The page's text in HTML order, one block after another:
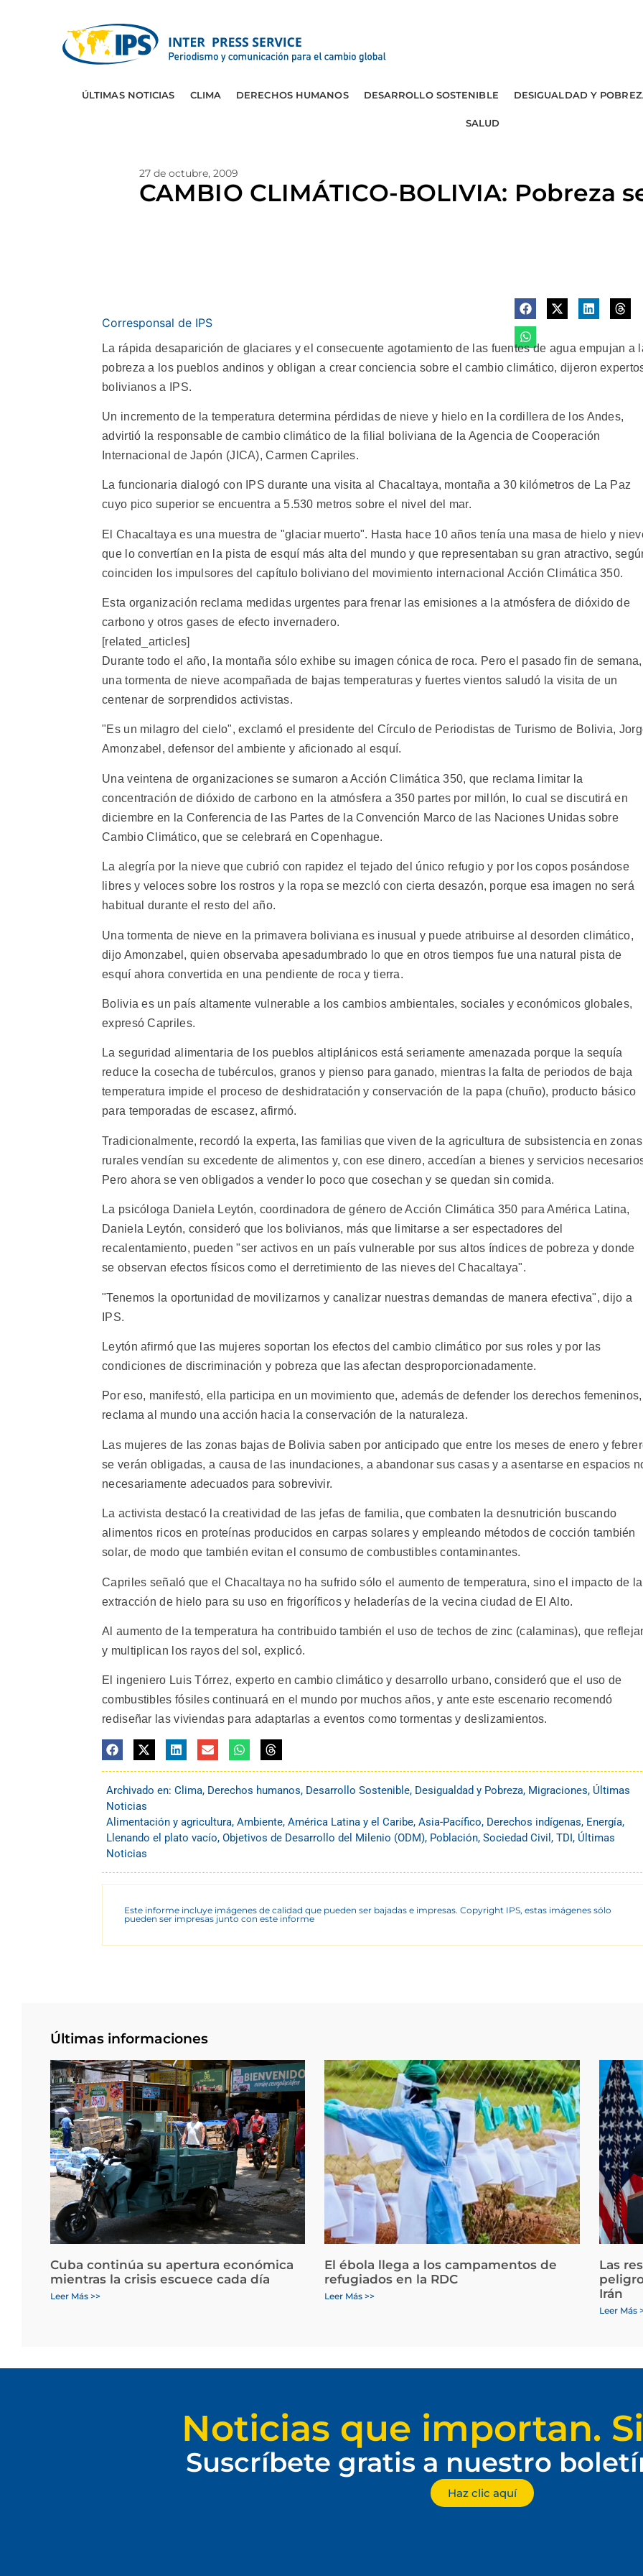
ÚLTIMAS NOTICIAS CLIMA DERECHOS HUMANOS DESARROLLO SOSTENIBLE DESIGUALDAD Y
SALUD
27 de octubre, 2009
CAMBIO CLIMÁTICO-BOLIVIA: Pobreza
Corresponsal de IPS
La rápida desaparición de glaciares y el consecuente agotamiento de las fuentes de agua empujan a
pobreza a los pueblos andinos y obligan a crear conciencia sobre el cambio climático, dijeron
bolivianos a IPS.
Un incremento de la temperatura determina pérdidas de nieve y hielo en la cordillera de los Andes,
advirtió la responsable de cambio climático de la filial boliviana de la Agencia de Cooperación
Internacional de Japón (JICA), Carmen Capriles.
La funcionaria dialogó con IPS durante una visita al Chacaltaya, montaña a 30 kilómetros de La Paz
cuyo pico superior se encuentra a 5.530 metros sobre el nivel del mar.
El Chacaltaya es una muestra de "glaciar muerto". Hasta hace 10 años tenía una masa de hielo y
que lo convertían en la pista de esquí más alta del mundo y que representaban su gran atractivo,
coinciden los impulsores del capítulo boliviano del movimiento internacional Acción Climática 350.
Esta organización reclama medidas urgentes para frenar las emisiones a la atmósfera de dióxido de
carbono y otros gases de efecto invernadero.
[related_articles]
Durante todo el año, la montaña sólo exhibe su imagen cónica de roca. Pero el pasado fin de semana,
una tormenta de nieve acompañada de bajas temperaturas y fuertes vientos saludó la visita de un
centenar de sorprendidos activistas.
"Es un milagro del cielo", exclamó el presidente del Círculo de Periodistas de Turismo de Bolivia,
Amonzabel, defensor del ambiente y aficionado al esquí.
Una veintena de organizaciones se sumaron a Acción Climática 350, que reclama limitar la
concentración de dióxido de carbono en la atmósfera a 350 partes por millón, lo cual se discutirá en
diciembre en la Conferencia de las Partes de la Convención Marco de las Naciones Unidas sobre
Cambio Climático, que se celebrará en Copenhague.
La alegría por la nieve que cubrió con rapidez el tejado del único refugio y por los copos posándose
libres y veloces sobre los rostros y la ropa se mezcló con cierta desazón, porque esa imagen no será
habitual durante el resto del año.
Una tormenta de nieve en la primavera boliviana es inusual y puede atribuirse al desorden climático,
dijo Amonzabel, quien observaba apesadumbrado lo que en otros tiempos fue una natural pista de
esquí ahora convertida en una pendiente de roca y tierra.
Bolivia es un país altamente vulnerable a los cambios ambientales, sociales y económicos globales,
expresó Capriles.
La seguridad alimentaria de los pueblos altiplánicos está seriamente amenazada porque la sequía
reduce la cosecha de tubérculos, granos y pienso para ganado, mientras la falta de periodos de baja
temperatura impide el proceso de deshidratación y conservación de la papa (chuño), producto básico
para temporadas de escasez, afirmó.
Tradicionalmente, recordó la experta, las familias que viven de la agricultura de subsistencia en zonas
rurales vendían su excedente de alimentos y, con ese dinero, accedían a bienes y servicios
Pero ahora se ven obligados a vender lo poco que cosechan y se quedan sin comida.
La psicóloga Daniela Leytón, coordinadora de género de Acción Climática 350 para América Latina,
Daniela Leytón, consideró que los bolivianos, más que limitarse a ser espectadores del
recalentamiento, pueden "ser activos en un país vulnerable por sus altos índices de pobreza y donde
se observan efectos físicos como el derretimiento de las nieves del Chacaltaya".
"Tenemos la oportunidad de movilizarnos y canalizar nuestras demandas de manera efectiva", dijo a
IPS.
Leytón afirmó que las mujeres soportan los efectos del cambio climático por sus roles y por las
condiciones de discriminación y pobreza que las afectan desproporcionadamente.
Por eso, manifestó, ella participa en un movimiento que, además de defender los derechos femeninos,
reclama al mundo una acción hacia la conservación de la naturaleza.
Las mujeres de las zonas bajas de Bolivia saben por anticipado que entre los meses de enero y
se verán obligadas, a causa de las inundaciones, a abandonar sus casas y a asentarse en espacios
necesariamente adecuados para sobrevivir.
La activista destacó la creatividad de las jefas de familia, que combaten la desnutrición buscando
alimentos ricos en proteínas producidos en carpas solares y empleando métodos de cocción también
solar, de modo que también evitan el consumo de combustibles contaminantes.
Capriles señaló que el Chacaltaya no ha sufrido sólo el aumento de temperatura, sino el impacto de la
extracción de hielo para su uso en frigoríficos y heladerías de la vecina ciudad de El Alto.
Al aumento de la temperatura ha contribuido también el uso de techos de zinc (calaminas), que
y multiplican los rayos del sol, explicó.
El ingeniero Luis Tórrez, experto en cambio climático y desarrollo urbano, consideró que el uso de
combustibles fósiles continuará en el mundo por muchos años, y ante este escenario recomendó
rediseñar las viviendas para adaptarlas a eventos como tormentas y deslizamientos.
Archivado en: Clima, Derechos humanos, Desarrollo Sostenible, Desigualdad y Pobreza, Migraciones, Últimas
Noticias
Alimentación y agricultura, Ambiente, América Latina y el Caribe, Asia-Pacífico, Derechos indígenas, Energía,
Llenando el plato vacío, Objetivos de Desarrollo del Milenio (ODM), Población, Sociedad Civil , TDI, Últimas
Noticias
Este informe incluye imágenes de calidad que pueden ser bajadas e impresas. Copyright IPS, estas imágenes sólo
pueden ser impresas junto con este informe
Últimas informaciones
Cuba continúa su apertura económica
mientras la crisis escuece cada día
Leer Más >>
El ébola llega a los campamentos de
refugiados en la RDC
Leer Más >>
Las
Irán
Leer Más
Noticias que importan.
Suscríbete gratis a nuestro
Haz clic aquí